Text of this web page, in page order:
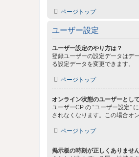
ページトップ
ユーザー設定
ユーザー設定のやり方は？
登録ユーザーの設定データはデ
る設定データを変更できます。
ページトップ
オンライン状態のユーザーとし
ユーザーCP の “ユーザー設定”
されなくなります。この場合オ
ページトップ
掲示板の時刻が正しくありません